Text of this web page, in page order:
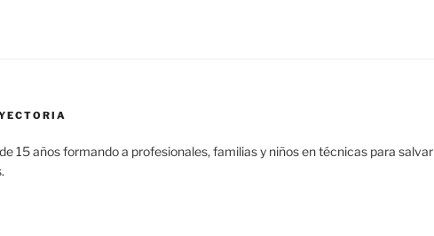
15 años formando a profesionales, familias y niños en técnicas para salvar